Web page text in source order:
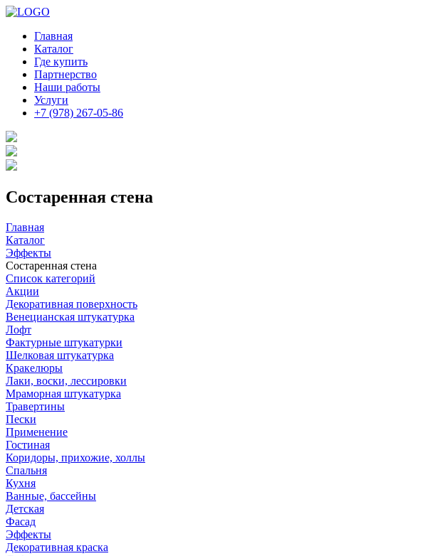
Главная
Каталог
Где купить
Партнерство
Наши работы
Услуги
+7 (978) 267-05-86
Состаренная стена
Главная
Каталог
Эффекты
Состаренная стена
Список категорий
Акции
Декоративная поверхность
Венецианская штукатурка
Лофт
Фактурные штукатурки
Шелковая штукатурка
Кракелюры
Лаки, воски, лессировки
Мраморная штукатурка
Травертины
Пески
Применение
Гостиная
Коридоры, прихожие, холлы
Спальня
Кухня
Ванные, бассейны
Детская
Фасад
Эффекты
Декоративная краска